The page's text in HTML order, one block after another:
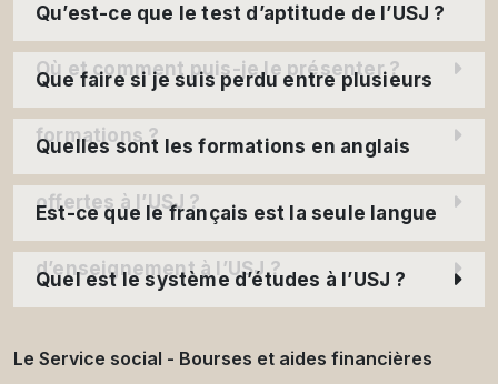
Qu’est-ce que le test d’aptitude de l’USJ ?
Où et comment puis-je le présenter ?
Que faire si je suis perdu entre plusieurs
formations ?
Quelles sont les formations en anglais
offertes à l’USJ ?
Est-ce que le français est la seule langue
d’enseignement à l’USJ ?
Quel est le système d’études à l’USJ ?
Le Service social - Bourses et aides financières